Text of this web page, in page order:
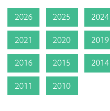
2026 2025 2024
2021 2020 2019
2016 2015 2014
2011 2010